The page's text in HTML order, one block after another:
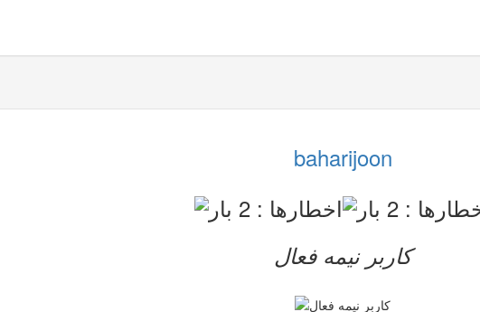
baharijoon
کاربر نيمه فعال